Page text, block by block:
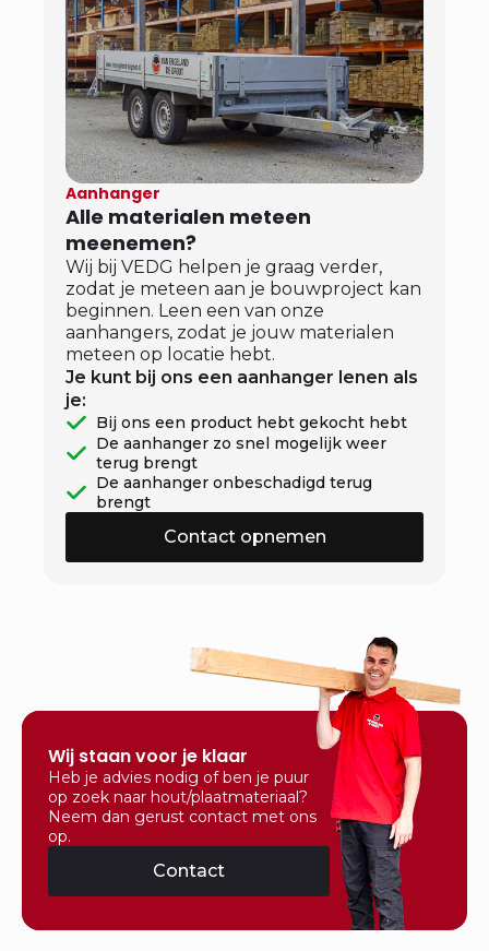
Aanhanger
Alle materialen meteen
meenemen?
Wij bij VEDG helpen je graag verder,
zodat je meteen aan je bouwproject kan
beginnen. Leen een van onze
aanhangers, zodat je jouw materialen
meteen op locatie hebt.
Je kunt bij ons een aanhanger lenen als
je:
Bij ons een product hebt gekocht hebt
De aanhanger zo snel mogelijk weer
terug brengt
De aanhanger onbeschadigd terug
brengt
Contact opnemen
Wij staan voor je klaar
Heb je advies nodig of ben je puur
op zoek naar hout/plaatmateriaal?
Neem dan gerust contact met ons
op.
Contact